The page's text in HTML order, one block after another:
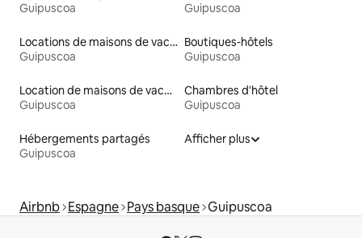
Guipuscoa
Guipuscoa
Locations de maisons de vacances
Guipuscoa
Boutiques-hôtels
Guipuscoa
Location de maisons de vacances
Guipuscoa
Chambres d'hôtel
Guipuscoa
Hébergements partagés
Guipuscoa
Afficher plus
Airbnb Espagne Pays basque Guipuscoa